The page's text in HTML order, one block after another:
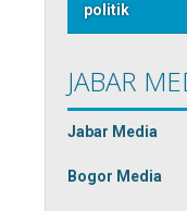
politik
JABAR
Jabar Media
Bogor Media